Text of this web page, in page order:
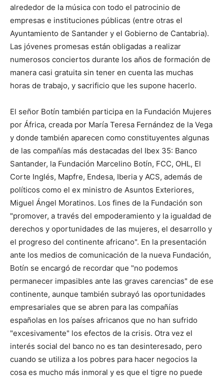
alrededor de la música con todo el patrocinio de
empresas e instituciones públicas (entre otras el
Ayuntamiento de Santander y el Gobierno de Cantabria).
Las jóvenes promesas están obligadas a realizar
numerosos conciertos durante los años de formación de
manera casi gratuita sin tener en cuenta las muchas
horas de trabajo, y sacrificio que les supone hacerlo.
El señor Botín también participa en la Fundación Mujeres
por África, creada por María Teresa Fernández de la Vega
y donde también aparecen como constituyentes algunas
de las compañías más destacadas del Ibex 35: Banco
Santander, la Fundación Marcelino Botín, FCC, OHL, El
Corte Inglés, Mapfre, Endesa, Iberia y ACS, además de
políticos como el ex ministro de Asuntos Exteriores,
Miguel Ángel Moratinos. Los fines de la Fundación son
"promover, a través del empoderamiento y la igualdad de
derechos y oportunidades de las mujeres, el desarrollo y
el progreso del continente africano". En la presentación
ante los medios de comunicación de la nueva Fundación,
Botín se encargó de recordar que "no podemos
permanecer impasibles ante las graves carencias" de ese
continente, aunque también subrayó las oportunidades
empresariales que se abren para las compañías
españolas en los países africanos que no han sufrido
"excesivamente" los efectos de la crisis. Otra vez el
interés social del banco no es tan desinteresado, pero
cuando se utiliza a los pobres para hacer negocios la
cosa es mucho más inmoral y es que el tigre no puede